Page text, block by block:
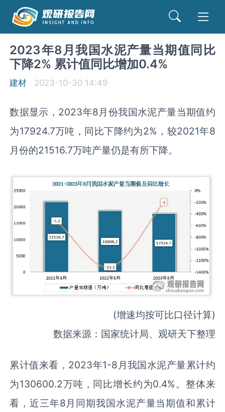
2023年8月我国水泥产量当期值同比
下降2% 累计值同比增加0.4%
建材 2023-10-30 14:49
数据显示，2023年8月份我国水泥产量当期值约
为17924.7万吨，同比下降约为2%，较2021年8
月份的21516.7万吨产量仍是有所下降。
(增速均按可比口径计算)
数据来源：国家统计局、观研天下整理
累计值来看，2023年1-8月我国水泥产量累计约
为130600.2万吨，同比增长约为0.4%。整体来
看，近三年8月同期我国水泥产量当期值和累计